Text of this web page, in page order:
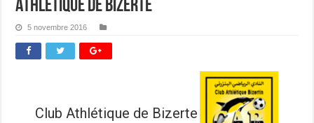
Athlétique de Bizerte
5 novembre 2016
Club Athlétique de Bizerte